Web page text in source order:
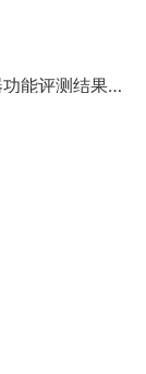
用后感受解析乾越ZG-NSB-2000取暖器功能评测结果，看看买家怎么样评价的